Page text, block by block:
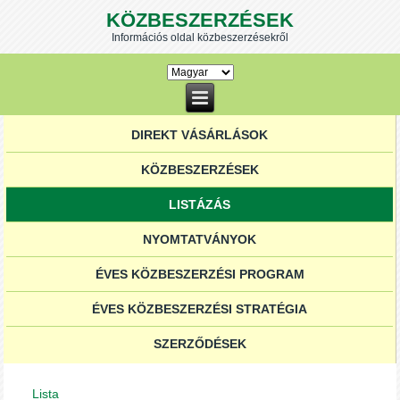
KÖZBESZERZÉSEK
Információs oldal közbeszerzésekről
DIREKT VÁSÁRLÁSOK
KÖZBESZERZÉSEK
LISTÁZÁS
NYOMTATVÁNYOK
ÉVES KÖZBESZERZÉSI PROGRAM
ÉVES KÖZBESZERZÉSI STRATÉGIA
SZERZŐDÉSEK
Lista